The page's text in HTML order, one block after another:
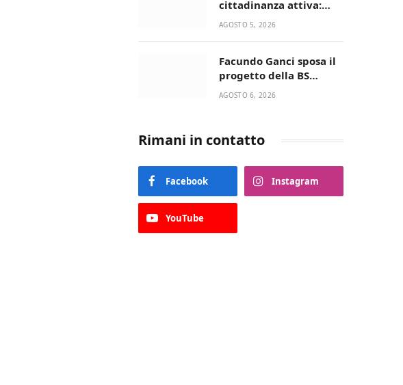
cittadinanza attiva:
online l’avviso per la
AGOSTO 5, 2026
Facundo Ganci sposa il
progetto della BS
Soccer Team Fasano e
AGOSTO 6, 2026
Rimani in contatto
Facebook Instagram
YouTube